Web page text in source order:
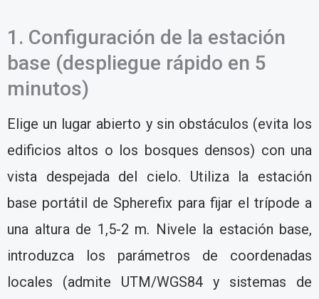
1. Configuración de la estación
base (despliegue rápido en 5
minutos)
Elige un lugar abierto y sin obstáculos (evita los
edificios altos o los bosques densos) con una
vista despejada del cielo. Utiliza la estación
base portátil de Spherefix para fijar el trípode a
una altura de 1,5-2 m. Nivele la estación base,
introduzca los parámetros de coordenadas
locales (admite UTM/WGS84 y sistemas de